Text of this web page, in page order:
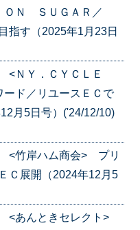
Ｎ ＳＵＧＡＲ／
指す（2025年1月23日
<ＮＹ．ＣＹＣＬＥ
ド／リユースＥＣで
月5日号）('24/12/10)
<竹岸ハム商会> プリ
Ｃ展開（2024年12月5
<あんときセレクト>